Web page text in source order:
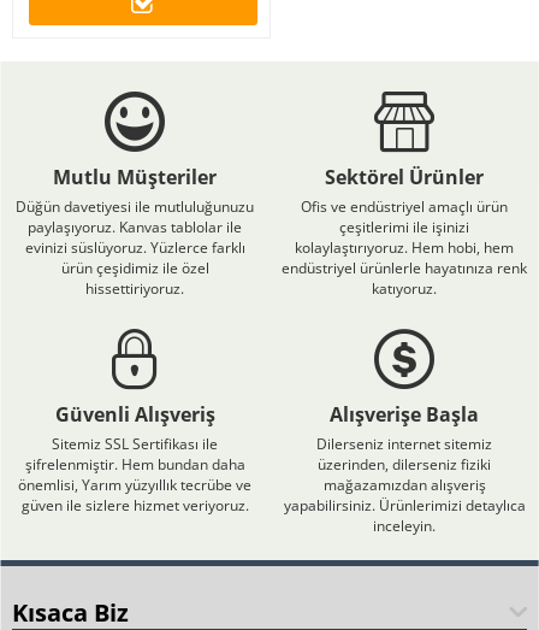
Mutlu Müşteriler
Düğün davetiyesi ile mutluluğunuzu
paylaşıyoruz. Kanvas tablolar ile
evinizi süslüyoruz. Yüzlerce farklı
ürün çeşidimiz ile özel
hissettiriyoruz.
Sektörel Ürünler
Ofis ve endüstriyel amaçlı ürün
çeşitlerimi ile işinizi
kolaylaştırıyoruz. Hem hobi, hem
endüstriyel ürünlerle hayatınıza renk
katıyoruz.
Güvenli Alışveriş
Sitemiz SSL Sertifikası ile
şifrelenmiştir. Hem bundan daha
önemlisi, Yarım yüzyıllık tecrübe ve
güven ile sizlere hizmet veriyoruz.
Alışverişe Başla
Dilerseniz internet sitemiz
üzerinden, dilerseniz fiziki
mağazamızdan alışveriş
yapabilirsiniz. Ürünlerimizi detaylıca
inceleyin.
Kısaca Biz